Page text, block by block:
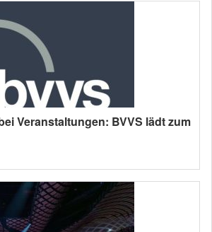
Veranstaltungen: BVVS lädt zum